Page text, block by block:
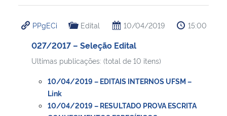
PPgECi Edital 10/04/2019 15:00
027/2017 – Seleção Edital
Ultimas publicações: (total de 10 itens)
10/04/2019 – EDITAIS INTERNOS UFSM –
Link
10/04/2019 – RESULTADO PROVA ESCRITA